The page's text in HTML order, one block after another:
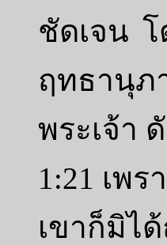
ชัดเจน
ฤทธานุภ
พระเจ้า
1:21 เพ
เขาก็มิไ